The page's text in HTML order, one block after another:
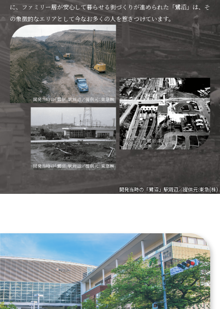
開発当時の「鷺沼」駅周辺／提供元:東急(株)
に、ファミリー層が安心して暮らせる街づくりが進められた「鷺沼」は、そ
の象徴的なエリアとして今なお多くの人を惹きつけています。